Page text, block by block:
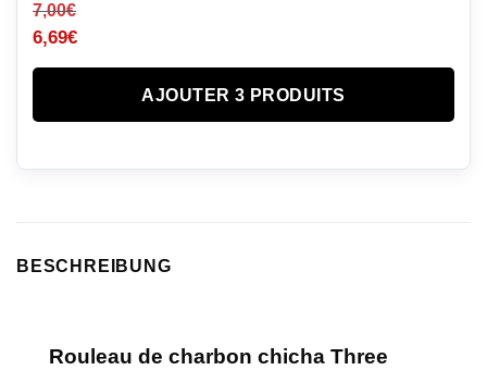
7,00€
6,69€
AJOUTER 3 PRODUITS
BESCHREIBUNG
Rouleau de charbon chicha Three